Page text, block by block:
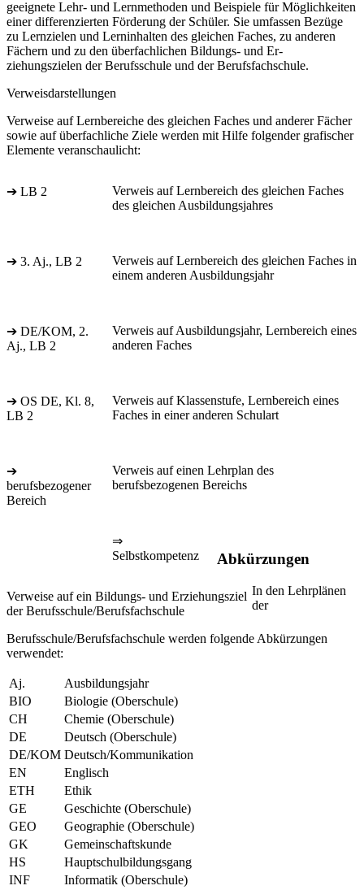
geeignete Lehr- und Lernmethoden und Beispiele für Möglichkeiten
einer differenzierten Förderung der Schüler. Sie umfassen Bezüge
zu Lernzielen und Lerninhalten des gleichen Faches, zu anderen
Fächern und zu den überfachlichen Bildungs- und Er-
ziehungszielen der Berufsschule und der Berufsfachschule.
Verweisdarstellungen
Verweise auf Lernbereiche des gleichen Faches und anderer Fächer
sowie auf überfachliche Ziele werden mit Hilfe folgender grafischer
Elemente veranschaulicht:
➔ LB 2
Verweis auf Lernbereich des gleichen Faches
des gleichen Ausbildungsjahres
➔ 3. Aj., LB 2
Verweis auf Lernbereich des gleichen Faches in
einem anderen Ausbildungsjahr
➔ DE/KOM, 2.
Aj., LB 2
Verweis auf Ausbildungsjahr, Lernbereich eines
anderen Faches
➔ OS DE, Kl. 8,
LB 2
Verweis auf Klassenstufe, Lernbereich eines
Faches in einer anderen Schulart
➔
berufsbezogener
Bereich
Verweis auf einen Lehrplan des
berufsbezogenen Bereichs
⇒
Selbstkompetenz
Verweise auf ein Bildungs- und Erziehungsziel
der Berufsschule/Berufsfachschule
Abkürzungen
In den Lehrplänen
der
Berufsschule/Berufsfachschule werden folgende Abkürzungen
verwendet:
Aj.
Ausbildungsjahr
BIO
Biologie (Oberschule)
CH
Chemie (Oberschule)
DE
Deutsch (Oberschule)
DE/KOM Deutsch/Kommunikation
EN
Englisch
ETH
Ethik
GE
Geschichte (Oberschule)
GEO
Geographie (Oberschule)
GK
Gemeinschaftskunde
HS
Hauptschulbildungsgang
INF
Informatik (Oberschule)